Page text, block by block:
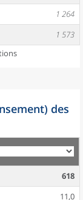
1 264
1 573
des
618
11,0